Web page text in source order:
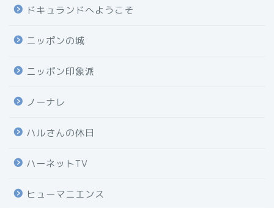
ドキュランドへようこそ
ニッポンの城
ニッポン印象派
ノーナレ
ハルさんの休日
ハーネットTV
ヒューマニエンス